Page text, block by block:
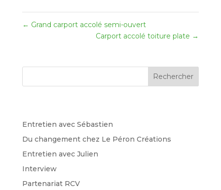
← Grand carport accolé semi-ouvert
Carport accolé toiture plate →
Rechercher
Entretien avec Sébastien
Du changement chez Le Péron Créations
Entretien avec Julien
Interview
Partenariat RCV